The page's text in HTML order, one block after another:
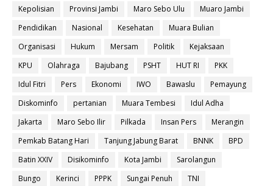
Kepolisian
Provinsi Jambi Maro Sebo Ulu
Muaro Jambi
Pendidikan
Nasional Kesehatan
Muara Bulian
Organisasi
Hukum Mersam Politik
Kejaksaan
KPU
Olahraga Bajubang PSHT HUT RI
PKK
Idul Fitri
Pers Ekonomi IWO Bawaslu
Pemayung
Diskominfo
pertanian Muara Tembesi
Idul Adha
Jakarta
Maro Sebo Ilir Pilkada Insan Pers
Merangin
Pemkab Batang Hari
Tanjung Jabung Barat BNNK
BPD
Batin XXIV
Disikominfo Kota Jambi
Sarolangun
Bungo
Kerinci PPPK Sungai Penuh
TNI